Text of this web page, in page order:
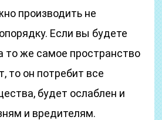
производить не
Если вы будете
то же самое пространство
то он потребит все
будет ослаблен и
и вредителям.